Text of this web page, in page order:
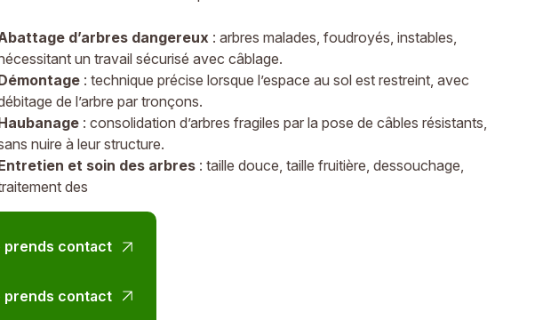
d’arbres dangereux : arbres malades, foudroyés, instables,
un travail sécurisé avec câblage.
: technique précise lorsque l’espace au sol est restreint, avec
de l’arbre par tronçons.
: consolidation d’arbres fragiles par la pose de câbles résistants,
nuire à leur structure.
et soin des arbres : taille douce, taille fruitière, dessouchage,
des
prends contact
prends contact